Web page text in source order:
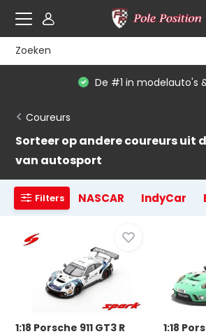
De #1 in modelauto's &
Coureurs
Sorteer op andere coureurs uit
van autosport
Filters NASCAR IndyCar
1:18 Porsche 911 GT3 R
1:18